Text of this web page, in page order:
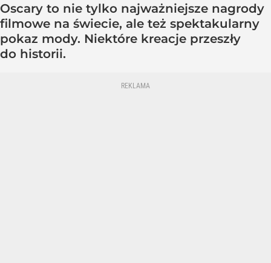
Oscary to nie tylko najważniejsze nagrody
filmowe na świecie, ale też spektakularny
pokaz mody. Niektóre kreacje przeszły
do historii.